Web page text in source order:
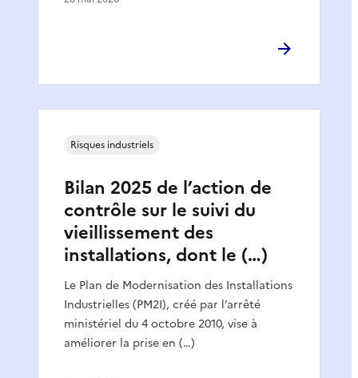
Bilan 2025 de l’action de
contrôle sur le suivi du
vieillissement des
installations, dont le (…)
Le Plan de Modernisation des Installations
Industrielles (PM2I), créé par l’arrêté
ministériel du 4 octobre 2010, vise à
améliorer la prise en (…)
Risques industriels